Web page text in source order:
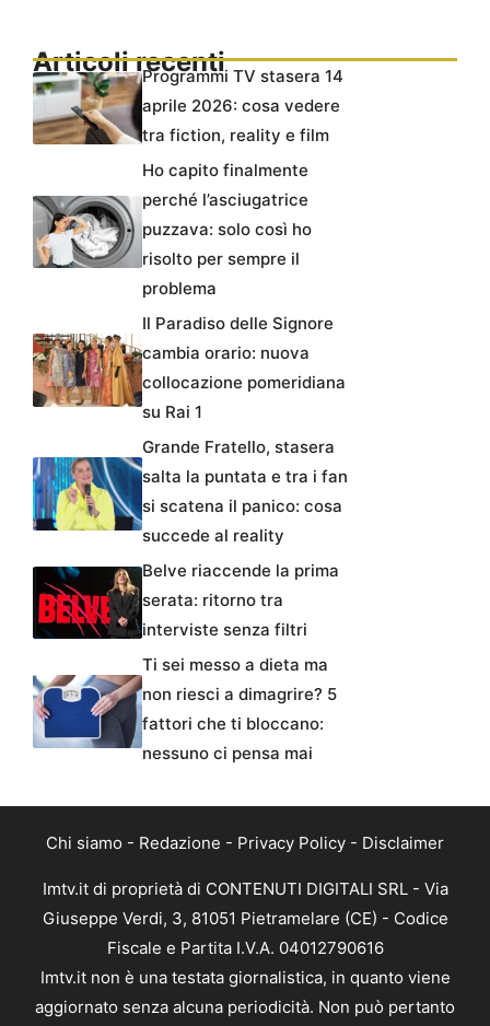
Articoli recentiProgrammi TV stasera 14
aprile 2026: cosa vedere
tra fiction, reality e film
Ho capito finalmente
perché l’asciugatrice
puzzava: solo così ho
risolto per sempre il
problema
Il Paradiso delle Signore
cambia orario: nuova
collocazione pomeridiana
su Rai 1
Grande Fratello, stasera
salta la puntata e tra i fan
si scatena il panico: cosa
succede al reality
Belve riaccende la prima
serata: ritorno tra
interviste senza filtri
Ti sei messo a dieta ma
non riesci a dimagrire? 5
fattori che ti bloccano:
nessuno ci pensa mai
Chi siamo - Redazione - Privacy Policy - Disclaimer
Imtv.it di proprietà di CONTENUTI DIGITALI SRL - Via
Giuseppe Verdi, 3, 81051 Pietramelare (CE) - Codice
Fiscale e Partita I.V.A. 04012790616
Imtv.it non è una testata giornalistica, in quanto viene
aggiornato senza alcuna periodicità. Non può pertanto